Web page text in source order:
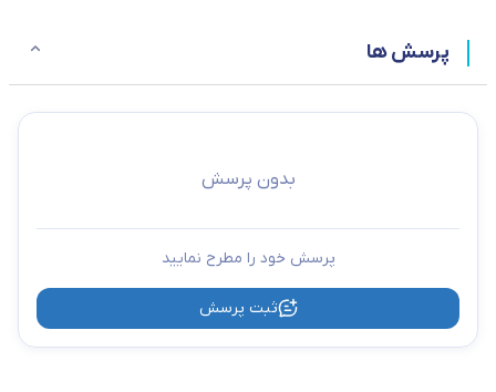
پرسش ها
بدون پرسش
پرسش خود را مطرح نمایید
ثبت پرسش